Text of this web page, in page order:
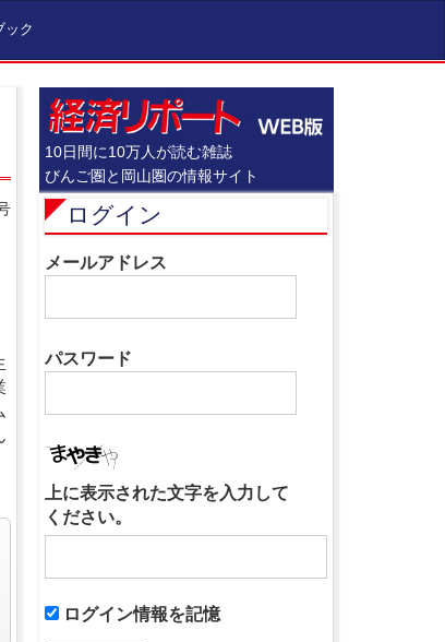
ック
10日間に10万人が読む雑誌
びんご圏と岡山圏の情報サイト
ログイン
メールアドレス
パスワード
上に表示された文字を入力して
ください。
ログイン情報を記憶